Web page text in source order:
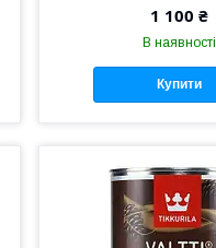
1 100 ₴
В наявності
Купити